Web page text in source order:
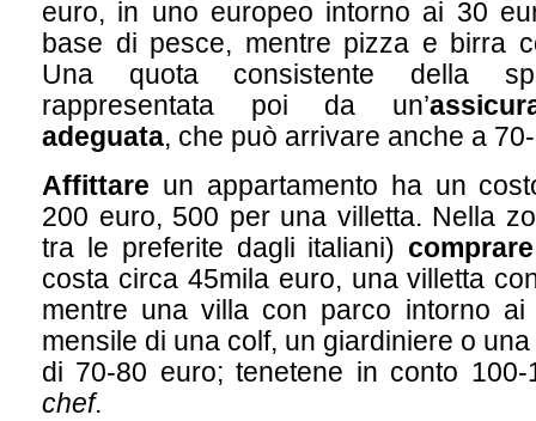
euro, in uno europeo intorno ai 30
base di pesce, mentre pizza e birra
Una quota consistente della
rappresentata poi da un’
adeguata, che può arrivare anche a
Affittare un appartamento ha un
200 euro, 500 per una villetta. Nella
tra le preferite dagli italiani) comprare
costa circa 45mila euro, una villetta
mentre una villa con parco intorno ai
mensile di una colf, un giardiniere o
di 70-80 euro; tenetene in conto
chef.